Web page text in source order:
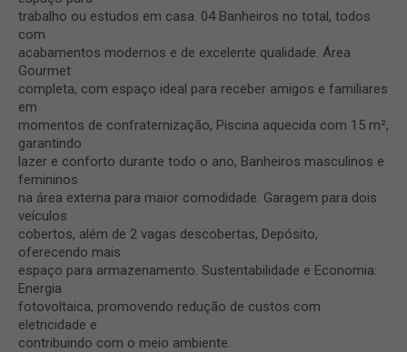
trabalho ou estudos em casa. 04 Banheiros no total, todos
com
acabamentos modernos e de excelente qualidade. Área
Gourmet
completa, com espaço ideal para receber amigos e familiares
em
momentos de confraternização, Piscina aquecida com 15 m²,
garantindo
lazer e conforto durante todo o ano, Banheiros masculinos e
femininos
na área externa para maior comodidade. Garagem para dois
veículos
cobertos, além de 2 vagas descobertas, Depósito,
oferecendo mais
espaço para armazenamento. Sustentabilidade e Economia:
Energia
fotovoltaica, promovendo redução de custos com
eletricidade e
contribuindo com o meio ambiente.